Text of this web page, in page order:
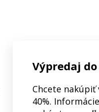
Výpredaj
Chcete nakúpiť
40%.